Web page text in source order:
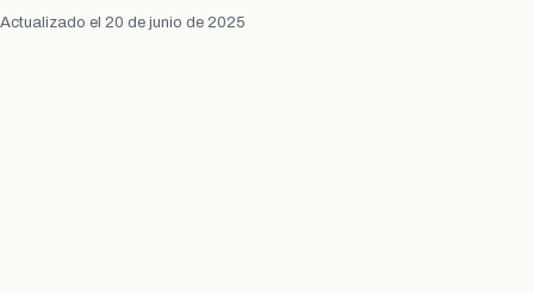
Actualizado el 20 de junio de 2025